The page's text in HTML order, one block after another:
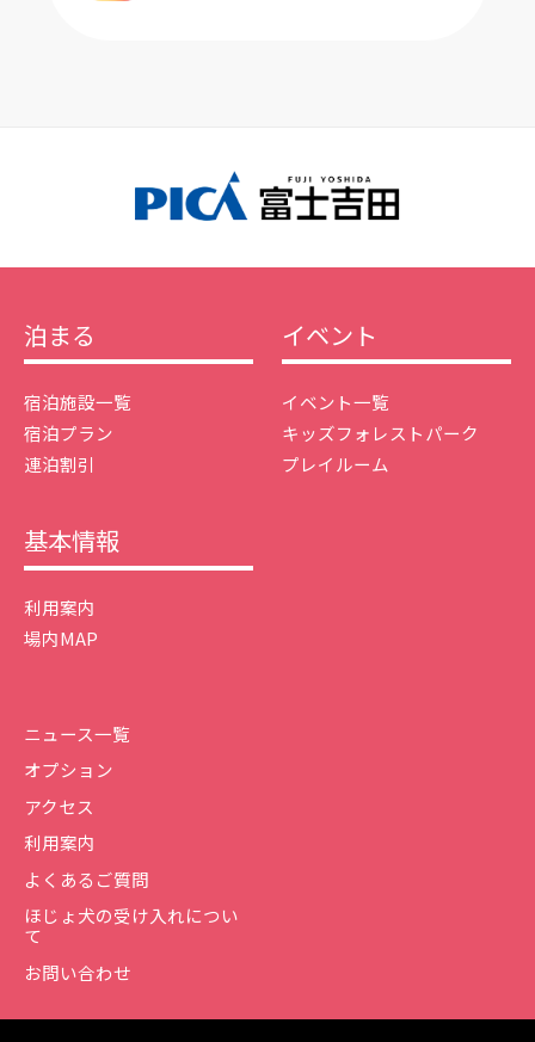
泊まる
宿泊施設一覧
宿泊プラン
連泊割引
イベント
イベント一覧
キッズフォレストパーク
プレイルーム
基本情報
利用案内
場内MAP
ニュース一覧
オプション
アクセス
利用案内
よくあるご質問
ほじょ犬の受け入れについ
て
お問い合わせ